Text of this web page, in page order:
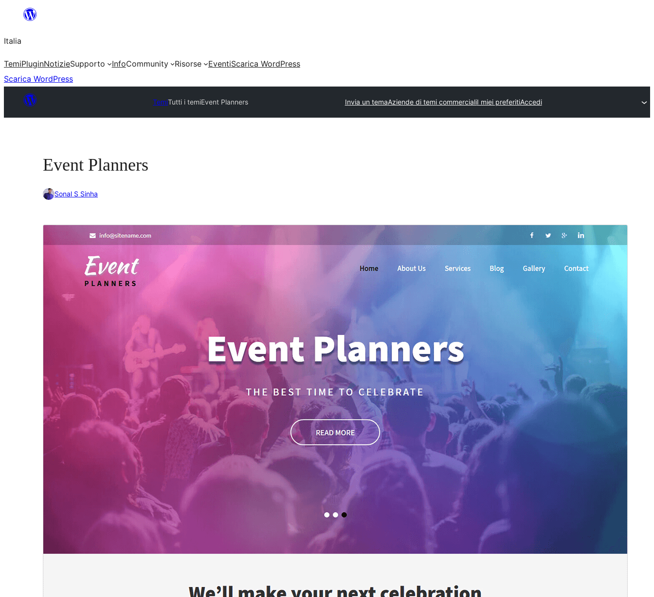
contenuto
Italia
TemiPluginNotizieSupporto InfoCommunity Risorse EventiScarica WordPress
Scarica WordPress
TemiTutti i temiEvent Planners Invia un temaAziende di temi commercialiI miei preferitiAccedi
Event Planners
Sonal S Sinha
Tema commerciale
Questo tema è gratuito, ma offre aggiornamenti e
supporto addizionali a pagamento.
Vai al supporto
Anteprima Scarica
Ultimo aggiornamento
5 Marzo 2026
100+
5.3
Versione PHP
5.6
Homepage del tema